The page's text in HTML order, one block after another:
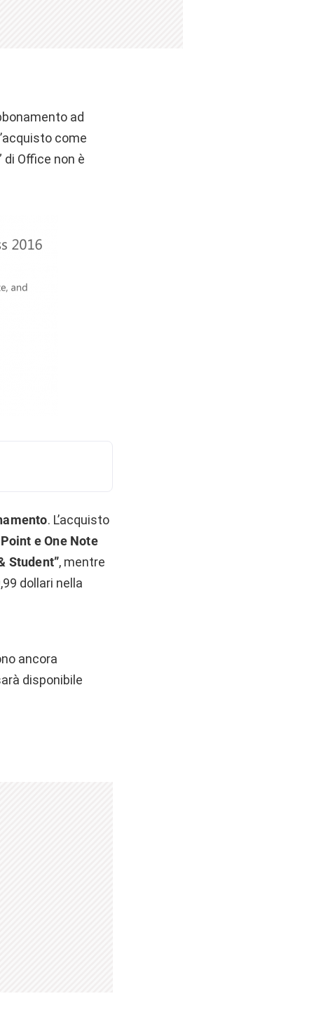
ad
come
Office non è
. L’acquisto
e One Note
Student”, mentre
dollari nella
ancora
disponibile